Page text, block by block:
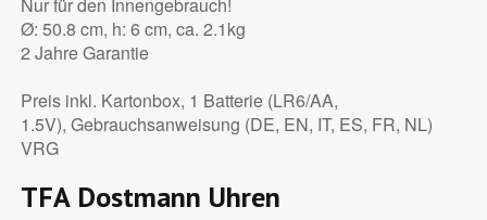
Ø: 50.8 cm, h: 6 cm, ca. 2.1kg
2 Jahre Garantie
Preis inkl. Kartonbox, 1 Batterie (LR6/AA,
1.5V), Gebrauchsanweisung (DE, EN, IT, ES, FR, NL)
VRG
TFA Dostmann Uhren